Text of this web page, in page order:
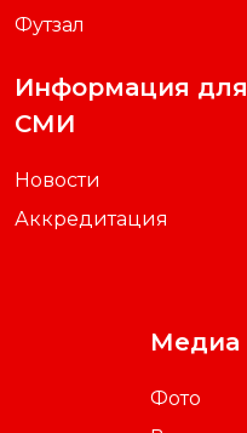
Футзал
Информация для
СМИ
Новости
Аккредитация
Медиа
Фото